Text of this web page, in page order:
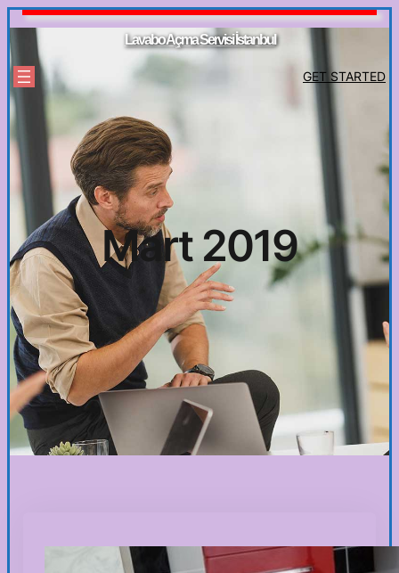
İçeriğe
Lavabo Açma Servisi İstanbul
GET STARTED
Mart 2019